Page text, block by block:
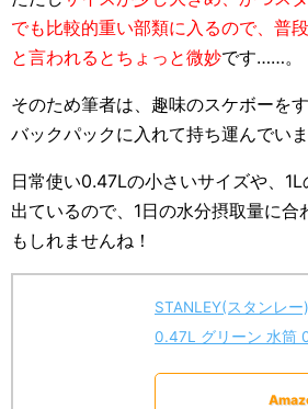
でも比較的重い部類に入るので、普
と言われるとちょっと微妙です……。
そのため筆者は、趣味のスケボーを
バックパックに入れて持ち運んでいま
日常使い0.47Lの小さいサイズや、
出ているので、1日の水分摂取量に
もしれませんね！
STANLEY(スタンレ
0.47L グリーン 水筒